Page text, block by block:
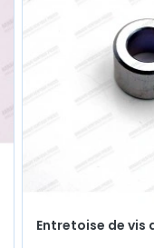
Entretoise de vis